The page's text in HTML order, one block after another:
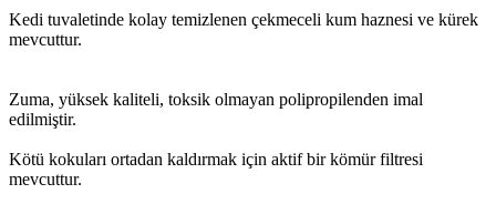
Kedi tuvaletinde kolay temizlenen çekmeceli kum haznesi ve kürek
mevcuttur.
Zuma, yüksek kaliteli, toksik olmayan polipropilenden imal
edilmiştir.
Kötü kokuları ortadan kaldırmak için aktif bir kömür filtresi
mevcuttur.